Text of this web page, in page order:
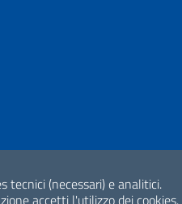
tecnici (necessari) e analitici.
accetti l'utilizzo dei cookies.
accessibilità